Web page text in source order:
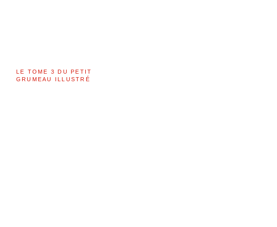
LE TOME 3 DU PETIT
GRUMEAU ILLUSTRÉ